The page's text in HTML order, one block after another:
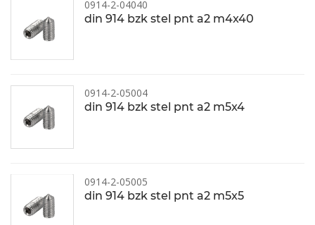
0914-2-04040
din 914 bzk stel pnt a2 m4x40
0914-2-05004
din 914 bzk stel pnt a2 m5x4
0914-2-05005
din 914 bzk stel pnt a2 m5x5